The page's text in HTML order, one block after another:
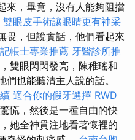
來，畢竟，沒有人能夠阻擋
雙眼皮手術讓眼睛更有神采
畏，但說實話，他們看起來
帳士專業推薦 牙醫診所推
雙眼閃閃發亮，陳稚瑤和
也能聽清主人說的話。
適合你的假牙選擇 RWD
慌，然後是一種自由的快
她全神貫注地看著懷裡的